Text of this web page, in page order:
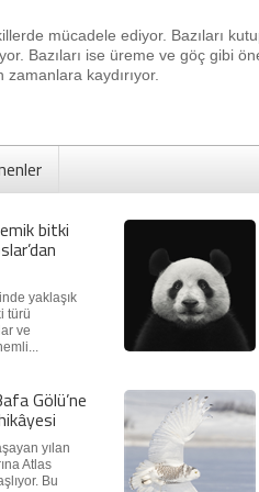
mücadele ediyor. Bazıları
Bazıları ise üreme ve göç gibi
kaydırıyor.
bitki
yaklaşık
türü
ve
Gölü’ne
yılan
Atlas
Bu